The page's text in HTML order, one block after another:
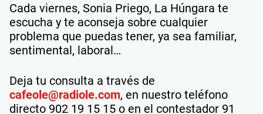
Cada viernes, Sonia Priego, La Húngara te
escucha y te aconseja sobre cualquier
problema que puedas tener, ya sea familiar,
sentimental, laboral…
Deja tu consulta a través de
cafeole@radiole.com, en nuestro teléfono
directo 902 19 15 15 o en el contestador 91